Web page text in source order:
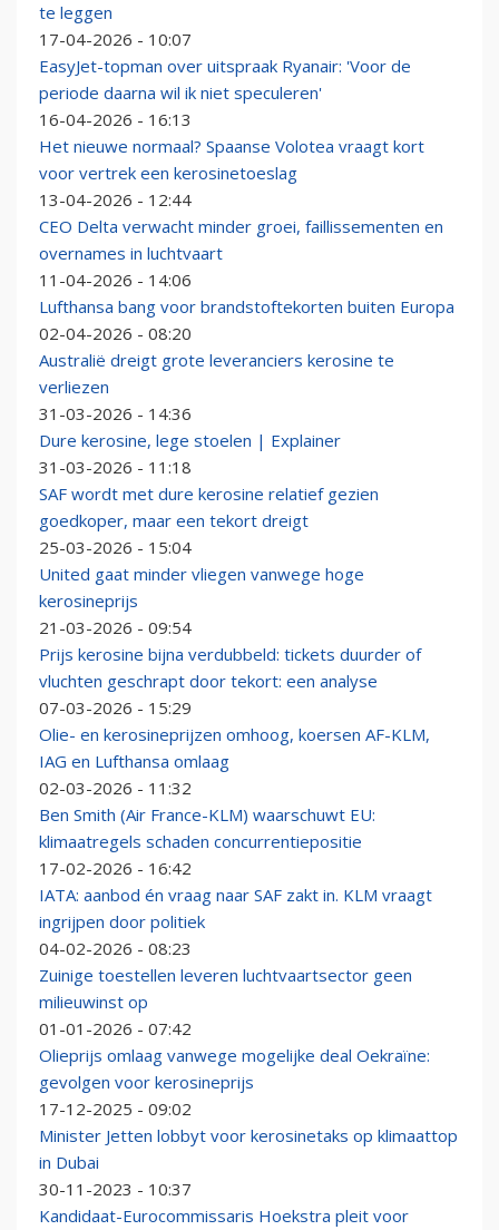
te leggen
17-04-2026 - 10:07
EasyJet-topman over uitspraak Ryanair: 'Voor de
periode daarna wil ik niet speculeren'
16-04-2026 - 16:13
Het nieuwe normaal? Spaanse Volotea vraagt kort
voor vertrek een kerosinetoeslag
13-04-2026 - 12:44
CEO Delta verwacht minder groei, faillissementen en
overnames in luchtvaart
11-04-2026 - 14:06
Lufthansa bang voor brandstoftekorten buiten Europa
02-04-2026 - 08:20
Australië dreigt grote leveranciers kerosine te
verliezen
31-03-2026 - 14:36
Dure kerosine, lege stoelen | Explainer
31-03-2026 - 11:18
SAF wordt met dure kerosine relatief gezien
goedkoper, maar een tekort dreigt
25-03-2026 - 15:04
United gaat minder vliegen vanwege hoge
kerosineprijs
21-03-2026 - 09:54
Prijs kerosine bijna verdubbeld: tickets duurder of
vluchten geschrapt door tekort: een analyse
07-03-2026 - 15:29
Olie- en kerosineprijzen omhoog, koersen AF-KLM,
IAG en Lufthansa omlaag
02-03-2026 - 11:32
Ben Smith (Air France-KLM) waarschuwt EU:
klimaatregels schaden concurrentiepositie
17-02-2026 - 16:42
IATA: aanbod én vraag naar SAF zakt in. KLM vraagt
ingrijpen door politiek
04-02-2026 - 08:23
Zuinige toestellen leveren luchtvaartsector geen
milieuwinst op
01-01-2026 - 07:42
Olieprijs omlaag vanwege mogelijke deal Oekraïne:
gevolgen voor kerosineprijs
17-12-2025 - 09:02
Minister Jetten lobbyt voor kerosinetaks op klimaattop
in Dubai
30-11-2023 - 10:37
Kandidaat-Eurocommissaris Hoekstra pleit voor